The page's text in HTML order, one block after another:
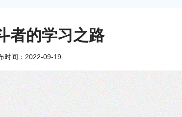
者的学习之路
时间：2022-09-19